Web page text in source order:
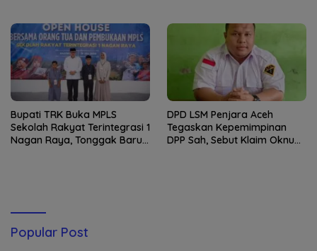
Bupati TRK Buka MPLS
Sekolah Rakyat Terintegrasi 1
Nagan Raya, Tonggak Baru
DPD LSM Penjara Aceh
Tegaskan Kepemimpinan
DPP Sah, Sebut Klaim Oknum
Popular Post